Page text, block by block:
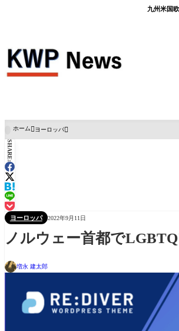
九州米国
ホーム ヨーロッパ
SHARE:
ヨーロッパ 2022年9月11日
ノルウェー首都で
増永 建太郎